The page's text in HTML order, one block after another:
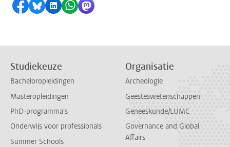
Delen op Facebook
Delen via Bluesky
Delen op LinkedIn
Delen via WhatsApp
Delen via Mastodon
Studiekeuze
Bacheloropleidingen
Masteropleidingen
PhD-programma's
Onderwijs voor professionals
Summer Schools
Organisatie
Archeologie
Geesteswetenschappen
Geneeskunde/LUMC
Governance and Global
Affairs